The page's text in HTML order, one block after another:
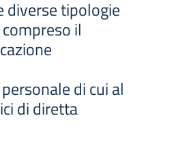
diverse tipologie
il
di cui al
di diretta